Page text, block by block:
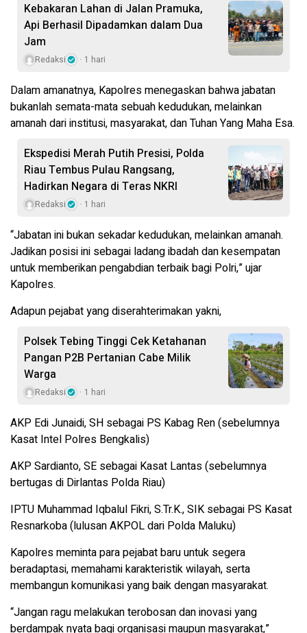
Kebakaran Lahan di Jalan Pramuka,
Api Berhasil Dipadamkan dalam Dua
Jam
Redaksi 1 hari
Dalam amanatnya, Kapolres menegaskan bahwa jabatan
bukanlah semata-mata sebuah kedudukan, melainkan
amanah dari institusi, masyarakat, dan Tuhan Yang Maha Esa.
Ekspedisi Merah Putih Presisi, Polda
Riau Tembus Pulau Rangsang,
Hadirkan Negara di Teras NKRI
Redaksi 1 hari
“Jabatan ini bukan sekadar kedudukan, melainkan amanah.
Jadikan posisi ini sebagai ladang ibadah dan kesempatan
untuk memberikan pengabdian terbaik bagi Polri,” ujar
Kapolres.
Adapun pejabat yang diserahterimakan yakni,
Polsek Tebing Tinggi Cek Ketahanan
Pangan P2B Pertanian Cabe Milik
Warga
Redaksi 1 hari
AKP Edi Junaidi, SH sebagai PS Kabag Ren (sebelumnya
Kasat Intel Polres Bengkalis)
AKP Sardianto, SE sebagai Kasat Lantas (sebelumnya
bertugas di Dirlantas Polda Riau)
IPTU Muhammad Iqbalul Fikri, S.Tr.K., SIK sebagai PS Kasat
Resnarkoba (lulusan AKPOL dari Polda Maluku)
Kapolres meminta para pejabat baru untuk segera
beradaptasi, memahami karakteristik wilayah, serta
membangun komunikasi yang baik dengan masyarakat.
“Jangan ragu melakukan terobosan dan inovasi yang
berdampak nyata bagi organisasi maupun masyarakat,”